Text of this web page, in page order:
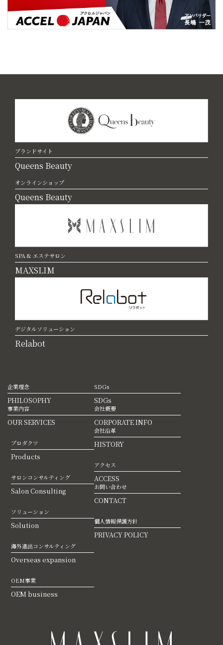
ブランドサイト
Queens Beauty
オンラインショップ
Queens Beauty
SPA & エステサロン
MAXSLIM
デジタルソリューション
Relabot
企業理念
PHILOSOPHY
事業内容
OUR SERVICES
プロダクツ
Products
サロンコンサルティング
Salon Consulting
ソリューション
Solution
海外進出コンサルティング
Overseas expansion
OEM事業
OEM business
SDGs
SDGs
会社概要
CORPORATE INFO
会社沿革
HISTORY
アクセス
ACCESS
お問い合わせ
CONTACT
個人情報保護方針
PRIVACY POLICY